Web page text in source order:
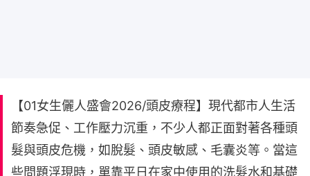
【01女生儷人盛會2026/頭皮療程】現代都市人生活
節奏急促、工作壓力沉重，不少人都正面對著各種頭
髮與頭皮危機，如脫髮、頭皮敏感、毛囊炎等。當這
些問題浮現時，單靠平日在家中使用的洗髮水和基礎